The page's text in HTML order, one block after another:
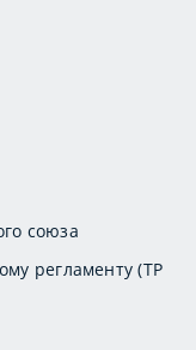
союза
регламенту (ТР